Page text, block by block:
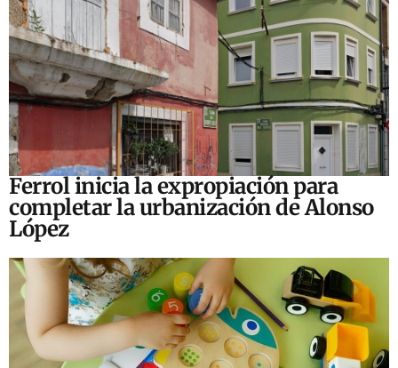
Ferrol inicia la expropiación para
completar la urbanización de Alonso
López